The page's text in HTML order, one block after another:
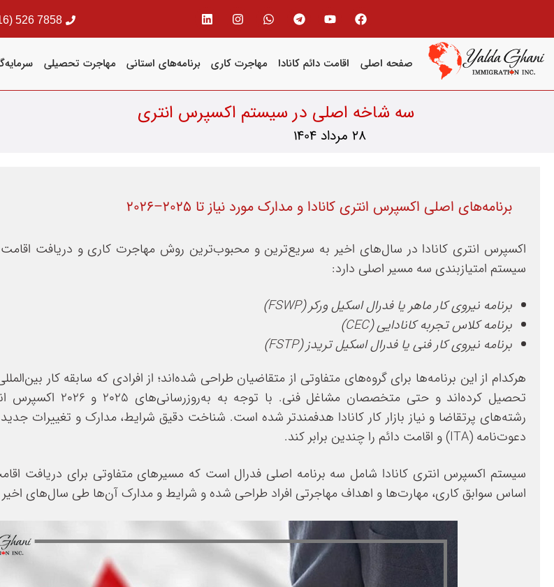
7858 526 (416) 1+
صفحه اصلی اقامت دائم کانادا مهاجرت کاری برنامه‌های استانی مهاجرت تحصیلی
سه شاخه اصلی در سیستم اکسپرس انتری
28 مرداد 1404
برنامه‌های اصلی اکسپرس انتری کانادا و مدارک مورد نیاز تا ۲۰۲۵–۲۰۲۶
اکسپرس انتری کانادا در سال‌های اخیر به سریع‌ترین و محبوب‌ترین روش مهاجرت کاری و دریافت
سیستم امتیازبندی سه مسیر اصلی دارد:
برنامه نیروی کار ماهر یا فدرال اسکیل ورکر(FSWP)
برنامه کلاس تجربه کانادایی(CEC)
برنامه نیروی کار فنی یا فدرال اسکیل تریدز(FSTP)
هرکدام از این برنامه‌ها برای گروه‌های متفاوتی از متقاضیان طراحی شده‌اند؛ از افرادی که سابقه کار
تحصیل کرده‌اند و حتی
رشته‌های پرتقاضا و نیاز بازار کار کانادا هدفمندتر شده است. شناخت دقیق شرایط، مدارک و تغییرات
دعوت‌نامه (ITA) و اقامت دائم را چندین برابر کند.
سیستم اکسپرس انتری کانادا شامل سه برنامه اصلی فدرال است که مسیرهای متفاوتی برای دریافت
اساس سوابق کاری، مهارت‌ها و اهداف مهاجرتی افراد طراحی شده و شرایط و مدارک آن‌ها طی سال‌های